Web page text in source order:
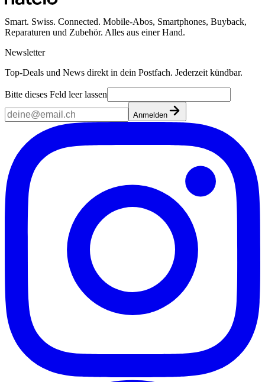
Smart. Swiss. Connected. Mobile-Abos, Smartphones, Buyback,
Reparaturen und Zubehör. Alles aus einer Hand.
Newsletter
Top-Deals und News direkt in dein Postfach. Jederzeit kündbar.
Bitte dieses Feld leer lassen
Anmelden